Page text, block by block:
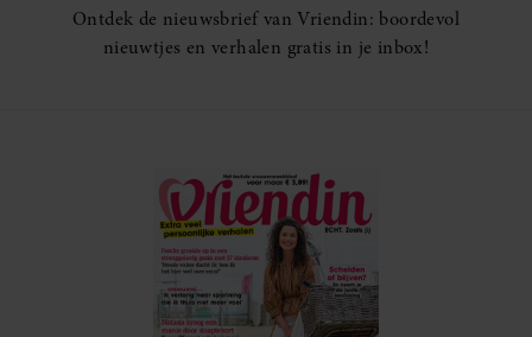
Ontdek de nieuwsbrief van Vriendin: boordevol
nieuwtjes en verhalen gratis in je inbox!